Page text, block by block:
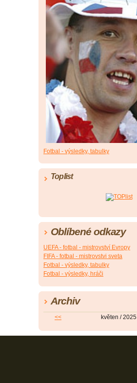
Fotbal - výsledky, tabulky
Toplist
Oblíbené odkazy
UEFA - fotbal - mistrovství Evropy
FIFA - fotbal - mistrovstvi sveta
Fotbal - výsledky, tabulky
Fotbal - výsledky, hráči
Archiv
<< květen / 2025